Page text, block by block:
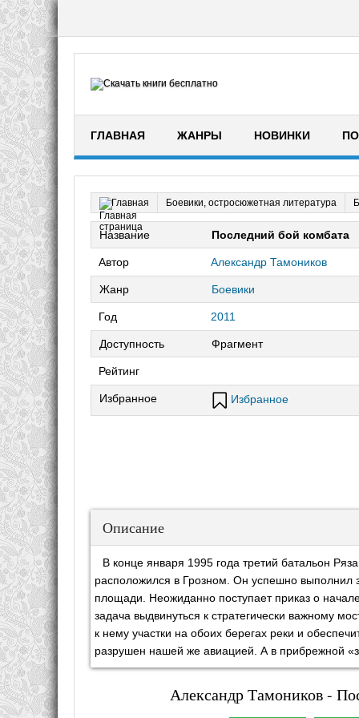
ГЛАВНАЯ ЖАНРЫ НОВИНКИ
Главная Боевики, остросюжетная литература
Название Последний бой комбата
Автор Александр Тамоников
Жанр Боевики
Год 2011
Доступность Фрагмент
Рейтинг
Избранное Избранное
Описание
В конце января 1995 года третий батальон
расположился в Грозном. Он успешно выполнил
площади. Неожиданно поступает приказ о
задача выдвинуться к стратегически важному
к нему участки на обоих берегах реки и
разрушен нашей же авиацией. А в прибрежной
Александр Тамоников -